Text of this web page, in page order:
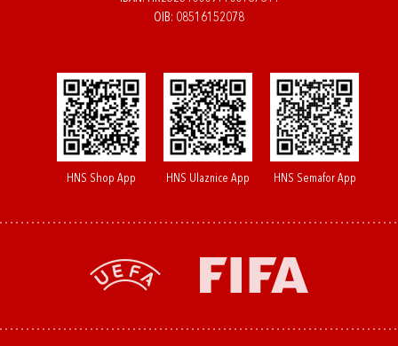
OIB: 08516152078
HNS Shop App HNS Ulaznice App HNS Semafor App